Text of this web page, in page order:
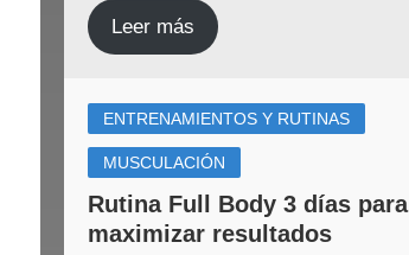
Leer más
ENTRENAMIENTOS Y RUTINAS
MUSCULACIÓN
Rutina Full Body 3 días para
maximizar resultados